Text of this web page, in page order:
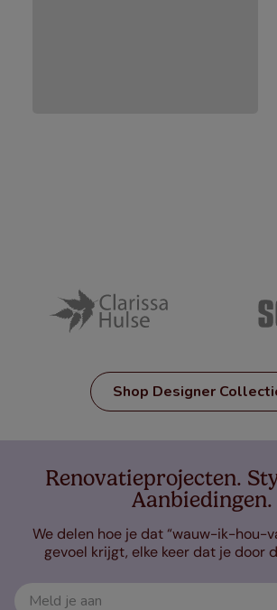
Shop Designer
Renovatieprojecten.
Aanbiedingen.
We delen hoe je dat “wauw-ik-hou-
gevoel krijgt, elke keer dat je door